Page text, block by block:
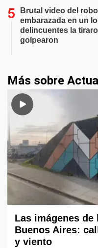
Brutal video del
embarazada en un
delincuentes la
golpearon
Más sobre
Las imágenes
Buenos Aires:
y viento